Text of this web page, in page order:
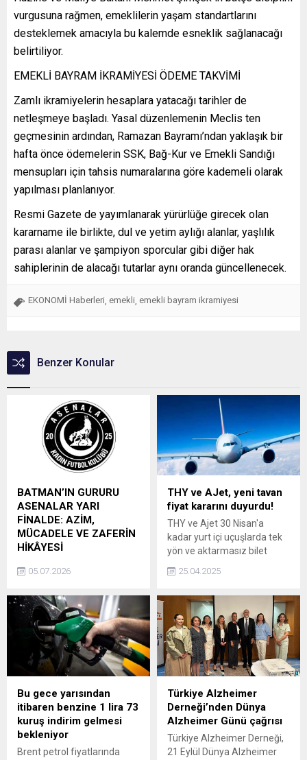
vurgusuna rağmen, emeklilerin yaşam standartlarını
desteklemek amacıyla bu kalemde esneklik sağlanacağı
belirtiliyor.
EMEKLİ BAYRAM İKRAMİYESİ ÖDEME TAKVİMİ
Zamlı ikramiyelerin hesaplara yatacağı tarihler de
netleşmeye başladı. Yasal düzenlemenin Meclis ten
geçmesinin ardından, Ramazan Bayramı’ndan yaklaşık bir
hafta önce ödemelerin SSK, Bağ-Kur ve Emekli Sandığı
mensupları için tahsis numaralarına göre kademeli olarak
yapılması planlanıyor.
Resmi Gazete de yayımlanarak yürürlüğe girecek olan
kararname ile birlikte, dul ve yetim aylığı alanlar, yaşlılık
parası alanlar ve şampiyon sporcular gibi diğer hak
sahiplerinin de alacağı tutarlar aynı oranda güncellenecek.
EKONOMİ Haberleri emekli emekli bayram ikramiyesi
Benzer Konular
BATMAN’IN GURURU
ASENALAR YARI
FİNALDE: AZİM,
MÜCADELE VE ZAFERİN
HİKÂYESİ
BATMAN’DA DOĞAN
HAREKET TÜRKİYE’YE
SAHNEDE Batman’dan
yükselen ve kısa sürede
Türkiye gündemine oturan
bir yapı dikkat çekiyor. Genç
yaşına rağmen hem iş
dünyasında hem de sosyal
sahada etkisini artıran
Hakan Gültekin, ortaya
koyduğu projelerle yalnızca
bir isim değil, bir vizyonun
temsilcisi haline geliyor.
Toplumsal konulara
05.07.2026
THY ve AJet, yeni tavan
fiyat kararını duyurdu!
THY ve Ajet 30 Nisan'a
kadar yurt içi uçuşlarda tek
yön ve aktarmasız bilet
tavan fiyatını 2850 TL olarak
açıkladı.
25.04.2025
Bu gece yarısından
itibaren benzine 1 lira 73
kuruş indirim gelmesi
bekleniyor
Brent petrol fiyatlarında
Türkiye Alzheimer
Derneği’nden Dünya
Alzheimer Günü çağrısı
Türkiye Alzheimer Derneği,
21 Eylül Dünya Alzheimer